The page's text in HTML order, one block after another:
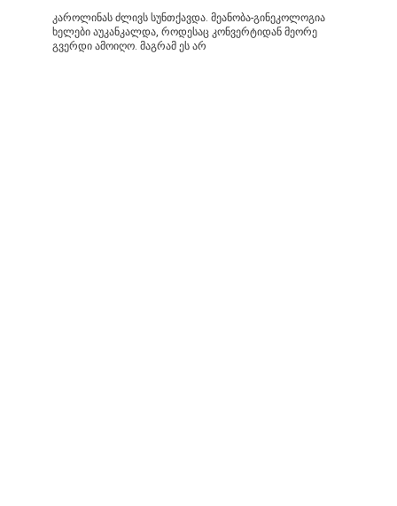
კაროლინას ძლივს სუნთქავდა. მეანობა-გინეკოლოგია
ხელები აუკანკალდა, როდესაც კონვერტიდან მეორე
გვერდი ამოიღო. მაგრამ ეს არ